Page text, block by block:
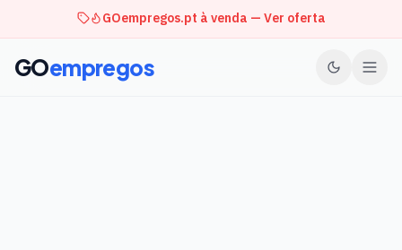
GOempregos.pt à venda — Ver oferta
GOempregos